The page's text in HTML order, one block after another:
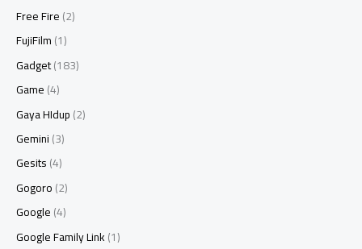
Free Fire(2)
FujiFilm(1)
Gadget(183)
Game(4)
Gaya HIdup(2)
Gemini(3)
Gesits(4)
Gogoro(2)
Google(4)
Google Family Link(1)